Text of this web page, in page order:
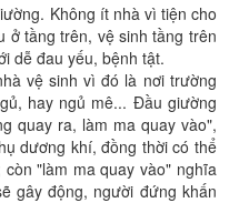
Không ít nhà vì tiện cho
ở tầng trên, vệ sinh tầng trên
dễ đau yếu, bệnh tật.
vệ sinh vì đó là nơi trường
hay ngủ mê... Đầu giường
quay ra, làm ma quay vào",
dương khí, đồng thời có thể
"làm ma quay vào" nghĩa
gây động, người đứng khấn